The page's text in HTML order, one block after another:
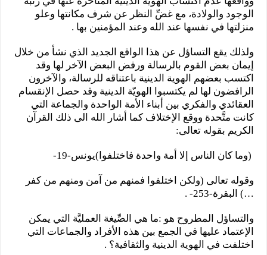
الوجود والولادة، مع غضِّ النظر عن شرف مكانتها وعلو
منزلتها في نفسها عند الله وعند المؤمنين بها .
ولذلك يقع التساؤل عن هذا الواقع الجديد الذي نشأ من خلال
إيمان بعض القوم بالرسالة ورفض البعض الآخر لها وقد
اكتسب بعضهم الهوية الدينية باعتناقه للرسالة، والآخرون
الرافضون لها لم يكتسبوا الهويّة الدينية وقد حصل الإنقسام
العقائدي والفكري بين أبناء الأمة الواحدة والجماعة التي
كانت متَّحدة ووقع الإختلاف كما أشار الله الى ذلك القرآن
الكريم بقوله تعالى:
(وما كان الناس إلا أمة واحدة فاختلفوا)يونس-19-
وقوله تعالى (ولكن اختلفوا فمنهم من آمن ومنهم من كفر
…) البقرة-253- .
والتساؤل المطروح هو :ما هي الصِّيغة العمليَّة التي يمكن
الإعتماد عليها في الجمع بين هذه الأفراد والجماعات التي
اختلفت في الهوية الدينية والثقافية؟ .